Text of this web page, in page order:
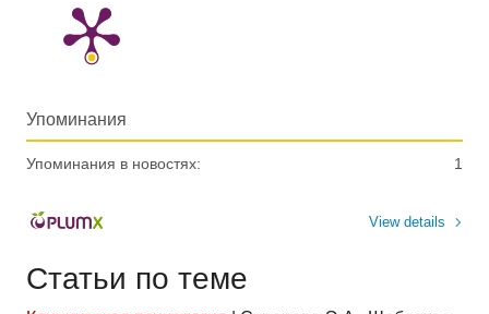
Упоминания
Упоминания в новостях: 1
View details
Статьи по теме